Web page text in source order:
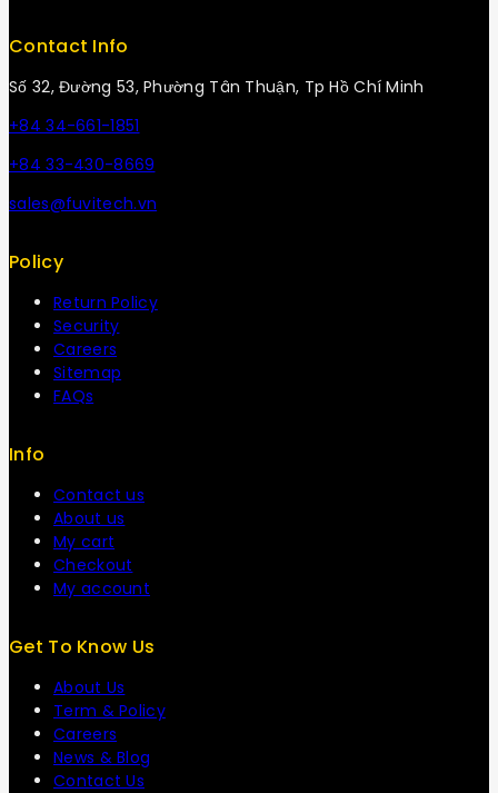
Contact Info
Số 32, Đường 53, Phường Tân Thuận, Tp Hồ Chí Minh
+84 34-661-1851
+84 33-430-8669
sales@fuvitech.vn
Policy
Return Policy
Security
Careers
Sitemap
FAQs
Info
Contact us
About us
My cart
Checkout
My account
Get To Know Us
About Us
Term & Policy
Careers
News & Blog
Contact Us